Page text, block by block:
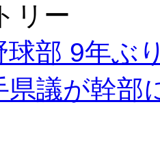
リー
球部 9年ぶ
県議が幹部